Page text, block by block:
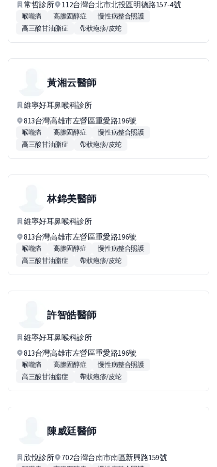
常哲診所 112台灣台北市北投區明德路157-4號
喉嚨痛 高膽固醇症
慢性病整合照護
高三酸甘油脂症
帶狀疱疹/皮蛇
黃湘云醫師
維寧好耳鼻喉科診所
813台灣高雄市左營區重愛路196號
喉嚨痛 高膽固醇症
慢性病整合照護
高三酸甘油脂症
帶狀疱疹/皮蛇
林錦美醫師
維寧好耳鼻喉科診所
813台灣高雄市左營區重愛路196號
喉嚨痛 高膽固醇症
慢性病整合照護
高三酸甘油脂症
帶狀疱疹/皮蛇
許智皓醫師
維寧好耳鼻喉科診所
813台灣高雄市左營區重愛路196號
喉嚨痛 高膽固醇症
慢性病整合照護
高三酸甘油脂症
帶狀疱疹/皮蛇
陳威廷醫師
欣悅診所 702台灣台南市南區新興路159號